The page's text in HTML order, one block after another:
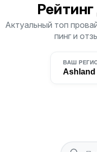
Актуальный топ
пинг и
ВАШ
Ashland